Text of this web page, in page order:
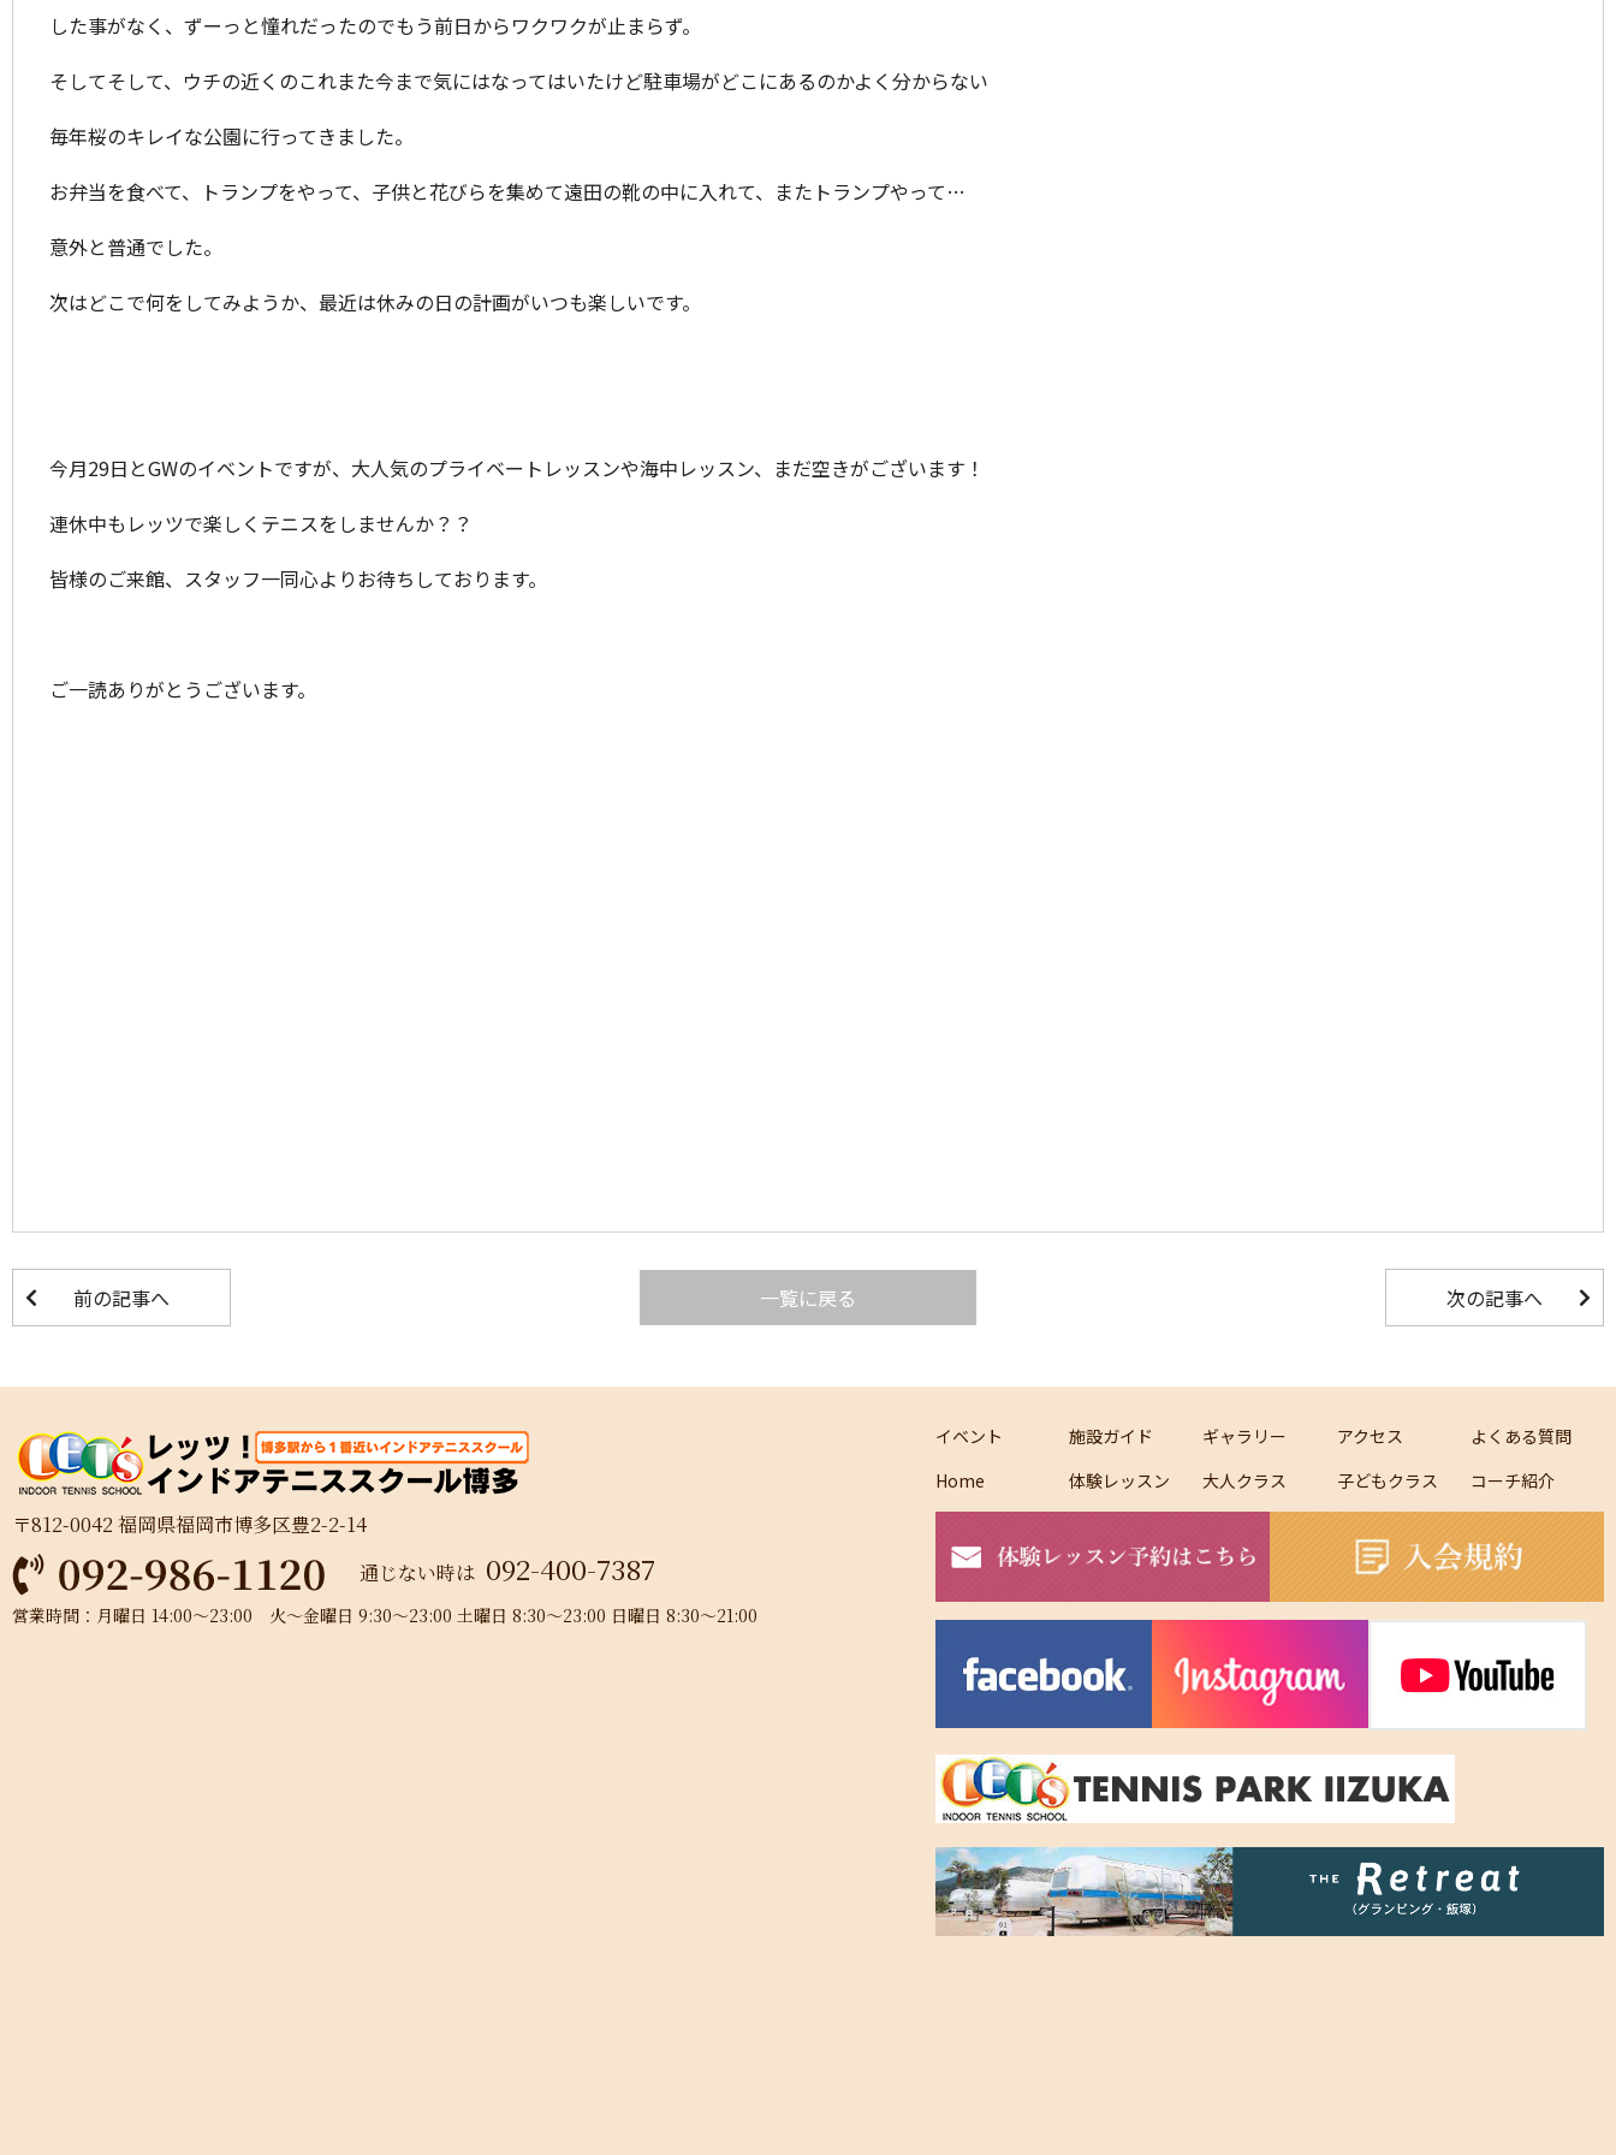
した事がなく、ずーっと憧れだったのでもう前日からワクワクが止まらず。
そしてそして、ウチの近くのこれまた今まで気にはなってはいたけど駐車場がどこにあるのかよく分からない
毎年桜のキレイな公園に行ってきました。
お弁当を食べて、トランプをやって、子供と花びらを集めて遠田の靴の中に入れて、またトランプやって…
意外と普通でした。
次はどこで何をしてみようか、最近は休みの日の計画がいつも楽しいです。
今月29日とGWのイベントですが、大人気のプライベートレッスンや海中レッスン、まだ空きがございます！
連休中もレッツで楽しくテニスをしませんか？？
皆様のご来館、スタッフ一同心よりお待ちしております。
ご一読ありがとうございます。
前の記事へ 一覧に戻る 次の記事へ
〒812-0042 福岡県福岡市博多区豊2-2-14
通じない時は 092-400-7387
営業時間：月曜日 14:00～23:00 火～金曜日 9:30～23:00 土曜日 8:30～23:00 日曜日 8:30～21:00
イベント 施設ガイド ギャラリー アクセス
よくある質問
Home
体験レッスン 大人クラス 子どもクラス コーチ紹介